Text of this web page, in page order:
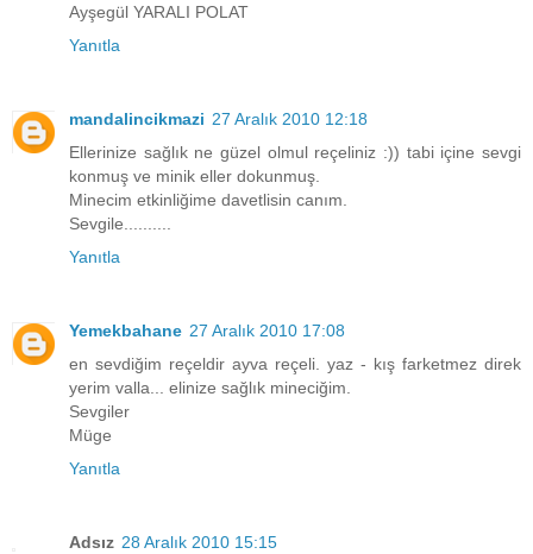
Ayşegül YARALI POLAT
Yanıtla
mandalincikmazi 27 Aralık 2010 12:18
Ellerinize sağlık ne güzel olmul reçeliniz :)) tabi içine sevgi
konmuş ve minik eller dokunmuş.
Minecim etkinliğime davetlisin canım.
Sevgile..........
Yanıtla
Yemekbahane 27 Aralık 2010 17:08
en sevdiğim reçeldir ayva reçeli. yaz - kış farketmez direk
yerim valla... elinize sağlık mineciğim.
Sevgiler
Müge
Yanıtla
Adsız 28 Aralık 2010 15:15